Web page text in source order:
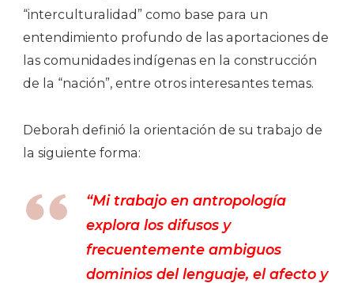
“interculturalidad” como base para un
entendimiento profundo de las aportaciones de
las comunidades indígenas en la construcción
de la “nación”, entre otros interesantes temas.
Deborah definió la orientación de su trabajo de
la siguiente forma:
“Mi trabajo en antropología
explora los difusos y
frecuentemente ambiguos
dominios del lenguaje, el afecto y